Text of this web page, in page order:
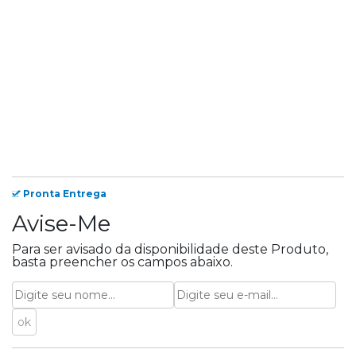
Pronta Entrega
Avise-Me
Para ser avisado da disponibilidade deste Produto,
basta preencher os campos abaixo.